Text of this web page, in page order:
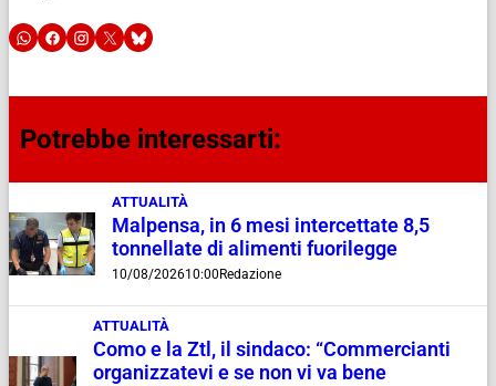
Potrebbe interessarti:
ATTUALITÀ
Malpensa, in 6 mesi intercettate 8,5
tonnellate di alimenti fuorilegge
10/08/202610:00 Redazione
ATTUALITÀ
Como e la Ztl, il sindaco: “Commercianti
organizzatevi e se non vi va bene